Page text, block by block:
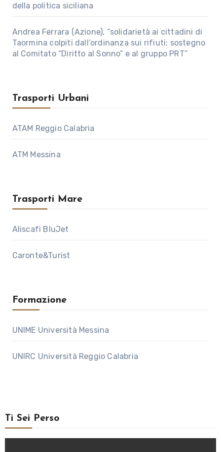
della politica siciliana
Andrea Ferrara (Azione), “solidarietà ai cittadini di
Taormina colpiti dall’ordinanza sui rifiuti; sostegno
al Comitato “Diritto al Sonno” e al gruppo PRT”
Trasporti Urbani
ATAM Reggio Calabria
ATM Messina
Trasporti Mare
Aliscafi BluJet
Caronte&Turist
Formazione
UNIME Università Messina
UNIRC Università Reggio Calabria
Ti Sei Perso